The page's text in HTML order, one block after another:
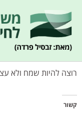
רוצה להיות שמח ולא
קשור